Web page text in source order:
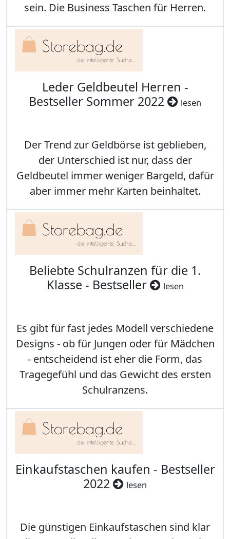
sein. Die Business Taschen für Herren.
Leder Geldbeutel Herren -
Bestseller Sommer 2022
lesen
Der Trend zur Geldbörse ist geblieben,
der Unterschied ist nur, dass der
Geldbeutel immer weniger Bargeld, dafür
aber immer mehr Karten beinhaltet.
Beliebte Schulranzen für die 1.
Klasse - Bestseller
lesen
Es gibt für fast jedes Modell verschiedene
Designs - ob für Jungen oder für Mädchen
- entscheidend ist eher die Form, das
Tragegefühl und das Gewicht des ersten
Schulranzens.
Einkaufstaschen kaufen - Bestseller
2022
lesen
Die günstigen Einkaufstaschen sind klar